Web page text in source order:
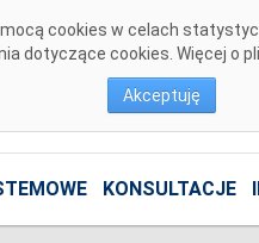
cookies w celach
dotyczące cookies. Więcej o
Akceptuję
KONSULTACJE